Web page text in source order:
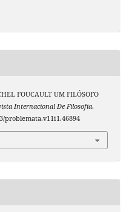
FOUCAULT UM FILÓSOFO
Internacional De Filosofia,
problemata.v11i1.46894